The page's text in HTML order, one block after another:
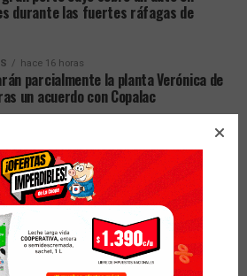
durante las fuertes ráfagas de
hace 16 horas
parcialmente la planta Verónica de
un acuerdo con Copalac
hace 16 horas
gestionar el regreso del tren Buenos
con paradas en Rafaela y
hace 17 horas
de Santa Fe, el 95,6% de los
no adhirió al paro